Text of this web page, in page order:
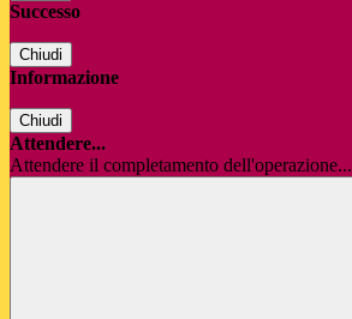
Successo
Chiudi
Informazione
Chiudi
Attendere...
Attendere il completamento dell'operazione...